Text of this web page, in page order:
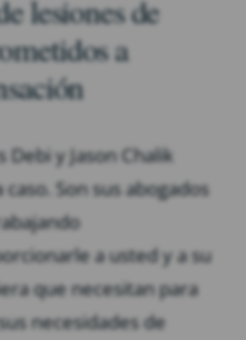
lesiones de
a
y Jason Chalik
Son sus abogados
a usted y a su
que necesitan para
necesidades de